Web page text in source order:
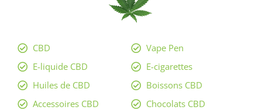
CBD
E-liquide CBD
Huiles de CBD
Accessoires CBD
Vape Pen
E-cigarettes
Boissons CBD
Chocolats CBD